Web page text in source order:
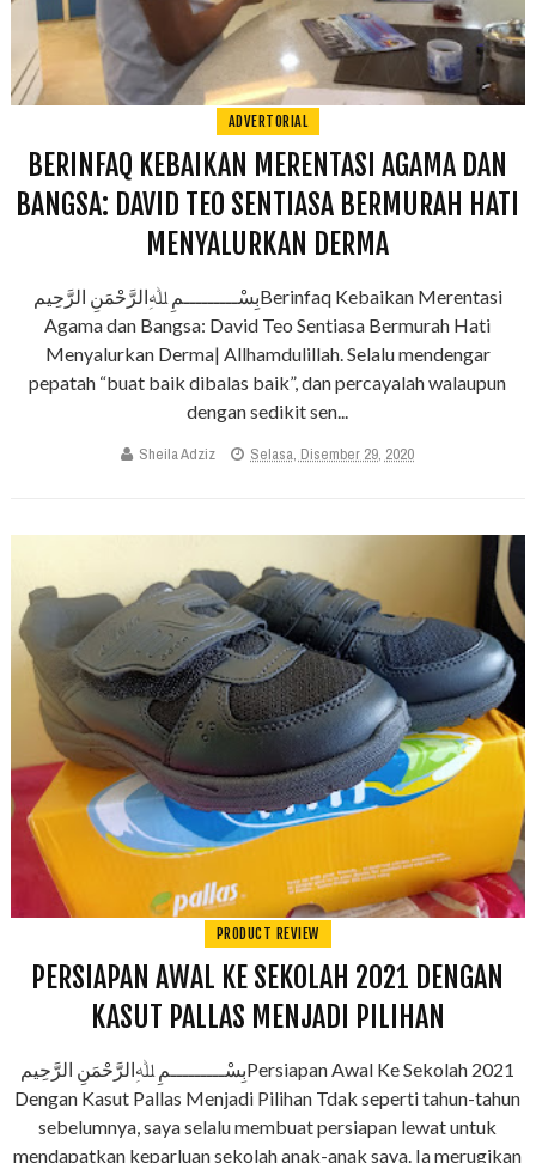
ADVERTORIAL
BERINFAQ KEBAIKAN MERENTASI AGAMA DAN
BANGSA: DAVID TEO SENTIASA BERMURAH HATI
MENYALURKAN DERMA
بِسْـــــــــمِ ﷲِالرَّحْمَنِ الرَّحِيمBerinfaq Kebaikan Merentasi
Agama dan Bangsa: David Teo Sentiasa Bermurah Hati
Menyalurkan Derma| Allhamdulillah. Selalu mendengar
pepatah “buat baik dibalas baik”, dan percayalah walaupun
dengan sedikit sen...
Sheila Adziz Selasa, Disember 29, 2020
PRODUCT REVIEW
PERSIAPAN AWAL KE SEKOLAH 2021 DENGAN
KASUT PALLAS MENJADI PILIHAN
بِسْـــــــــمِ ﷲِالرَّحْمَنِ الرَّحِيمPersiapan Awal Ke Sekolah 2021
Dengan Kasut Pallas Menjadi Pilihan Tdak seperti tahun-tahun
sebelumnya, saya selalu membuat persiapan lewat untuk
mendapatkan keparluan sekolah anak-anak saya. Ia merugikan